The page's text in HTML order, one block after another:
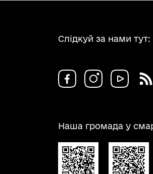
Слідкуй за нами тут:
Наша громада у